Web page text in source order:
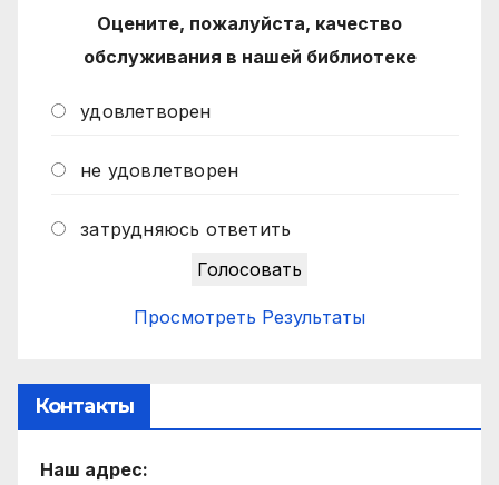
Оцените, пожалуйста, качество
обслуживания в нашей библиотеке
удовлетворен
не удовлетворен
затрудняюсь ответить
Просмотреть Результаты
Контакты
Наш адрес: